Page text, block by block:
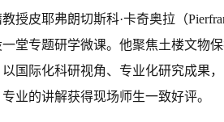
授皮耶弗朗切斯科·卡奇奥拉（
堂专题研学微课。他聚焦土楼文物
国际化科研视角、专业化研究成果
业的讲解获得现场师生一致好评。